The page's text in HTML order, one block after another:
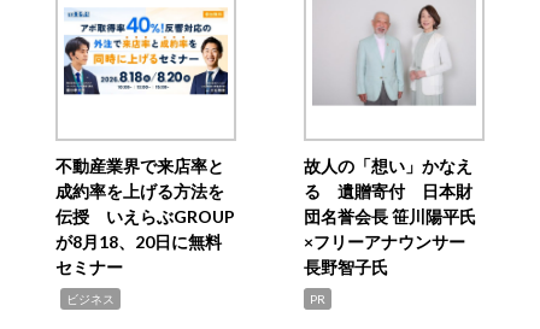
不動産業界で来店率と
成約率を上げる方法を
伝授 いえらぶGROUP
が8月18、20日に無料
セミナー
ビジネス
故人の「想い」かなえ
る 遺贈寄付 日本財
団名誉会長 笹川陽平氏
×フリーアナウンサー
長野智子氏
PR